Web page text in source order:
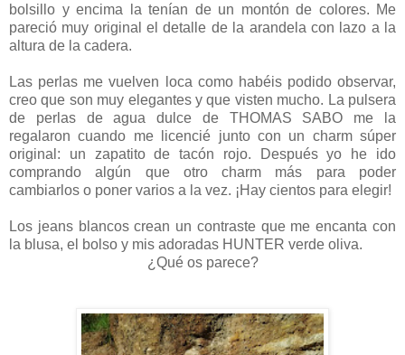
bolsillo y encima la tenían de un montón de colores. Me
pareció muy original el detalle de la arandela con lazo a la
altura de la cadera.
Las perlas me vuelven loca como habéis podido observar,
creo que son muy elegantes y que visten mucho. La pulsera
de perlas de agua dulce de THOMAS SABO me la
regalaron cuando me licencié junto con un charm súper
original: un zapatito de tacón rojo. Después yo he ido
comprando algún que otro charm más para poder
cambiarlos o poner varios a la vez. ¡Hay cientos para elegir!
Los jeans blancos crean un contraste que me encanta con
la blusa, el bolso y mis adoradas HUNTER verde oliva.
¿Qué os parece?